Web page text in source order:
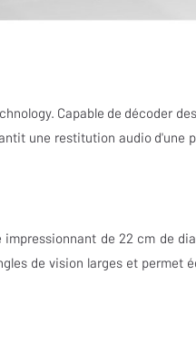
Capable de décoder
une restitution audio
de 22 cm de
de vision larges et permet